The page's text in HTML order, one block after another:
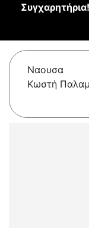
Συγχαρητήρια!
Ναουσα
Κωστή